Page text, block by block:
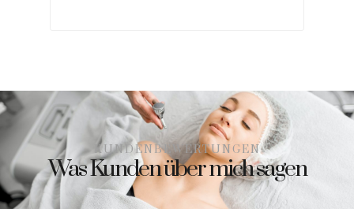
KUNDENBEWERTUNGEN
Was Kunden über mich sagen